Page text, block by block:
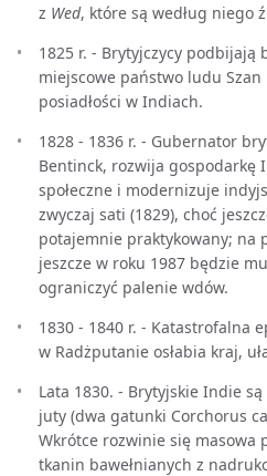
z Wed, które są według niego
1825 r. - Brytyjczycy podbijają
miejscowe państwo ludu Szan
posiadłości w Indiach.
1828 - 1836 r. - Gubernator
Bentinck, rozwija gospodarkę
społeczne i modernizuje
zwyczaj sati (1829), choć
potajemnie praktykowany; na
jeszcze w roku 1987 będzie
ograniczyć palenie wdów.
1830 - 1840 r. - Katastrofalna
w Radżputanie osłabia kraj,
Lata 1830. - Brytyjskie Indie
juty (dwa gatunki Corchorus
Wkrótce rozwinie się masowa
tkanin bawełnianych z